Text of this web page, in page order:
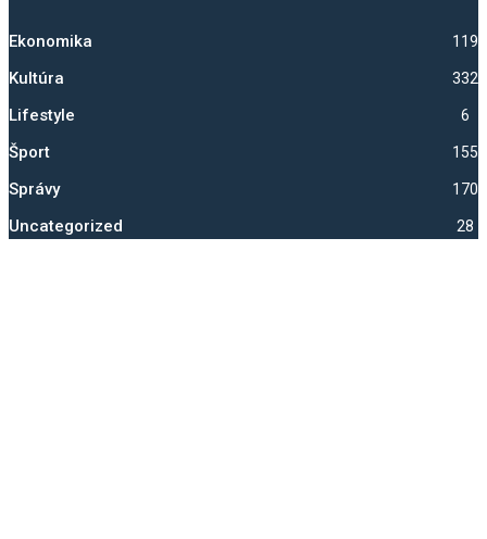
Ekonomika 1193
Kultúra 332
Lifestyle 6
Šport 1552
Správy
Uncategorized 28